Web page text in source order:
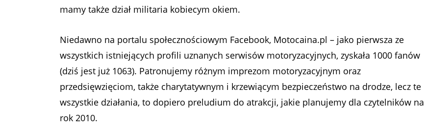
mamy także dział militaria kobiecym okiem.
Niedawno na portalu społecznościowym Facebook, Motocaina.pl – jako pierwsza ze
wszystkich istniejących profili uznanych serwisów motoryzacyjnych, zyskała 1000 fanów
(dziś jest już 1063). Patronujemy różnym imprezom motoryzacyjnym oraz
przedsięwzięciom, także charytatywnym i krzewiącym bezpieczeństwo na drodze, lecz te
wszystkie działania, to dopiero preludium do atrakcji, jakie planujemy dla czytelników na
rok 2010.